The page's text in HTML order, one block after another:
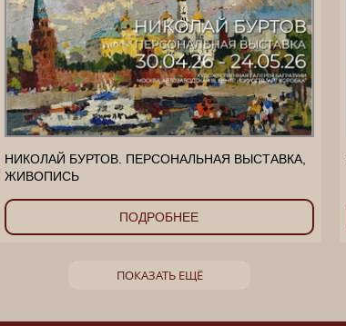
НИКОЛАЙ БУРТОВ. ПЕРСОНАЛЬНАЯ ВЫСТАВКА,
ЖИВОПИСЬ
ПОДРОБНЕЕ
ПОКАЗАТЬ ЕЩЁ